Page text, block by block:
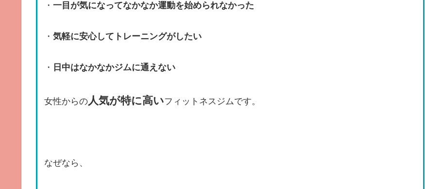
・一目が気になってなかなか運動を始められなかった
・気軽に安心してトレーニングがしたい
・ 日中はなかなかジムに通えない
女性からの 人気が特に高いフィットネスジムです。
なぜなら、